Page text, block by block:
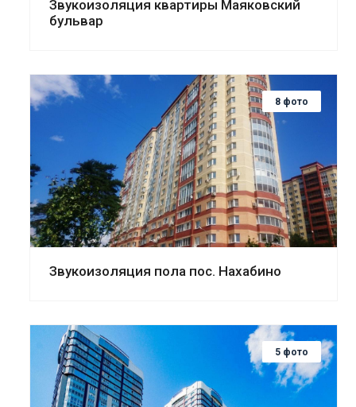
Звукоизоляция квартиры Маяковский
бульвар
8 фото
Смотреть проект
Звукоизоляция пола пос. Нахабино
5 фото